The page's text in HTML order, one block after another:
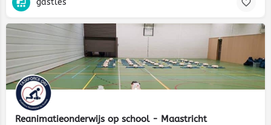
gastles
Reanimatieonderwijs op school - Maastricht